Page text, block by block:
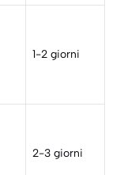
1-2 giorni
2-3 giorni